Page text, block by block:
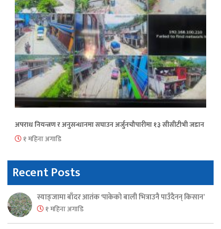
अपराध नियन्त्रण र अनुसन्धानमा सघाउन अर्जुनचौपारीमा १३ सीसीटीभी जडान
१ महिना अगाडि
Recent Posts
स्याङ्जामा बाँदर आतंक ‘पाकेको बाली भित्राउनै पाउँदैनन् किसान’
१ महिना अगाडि